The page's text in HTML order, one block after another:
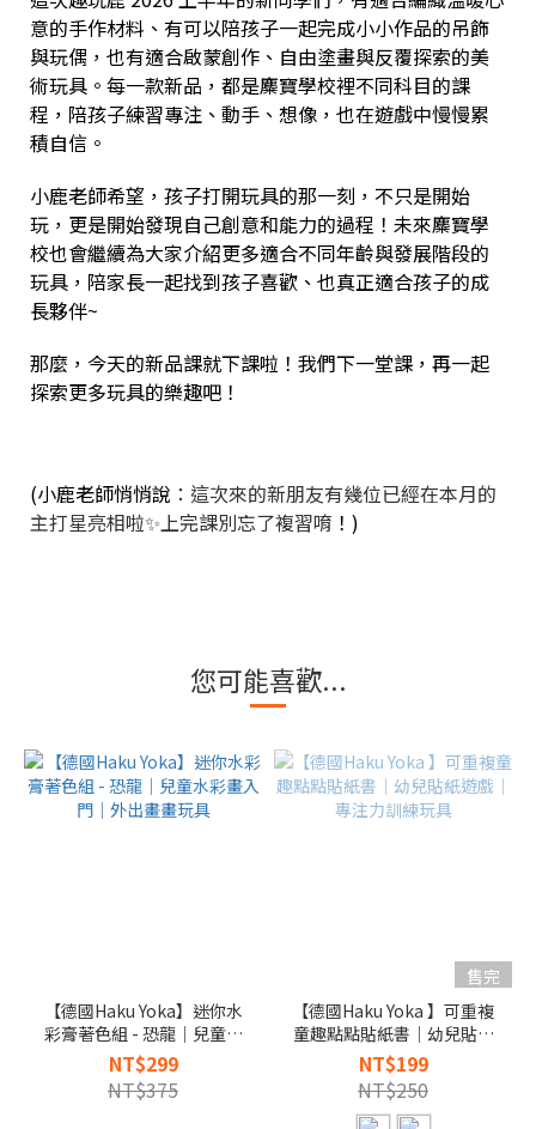
意的手作材料、有可以陪孩子一起完成小小作品的吊飾
與玩偶，也有適合啟蒙創作、自由塗畫與反覆探索的美
術玩具。每一款新品，都是麋寶學校裡不同科目的課
程，陪孩子練習專注、動手、想像，也在遊戲中慢慢累
積自信。
小鹿老師希望，孩子打開玩具的那一刻，不只是開始
玩，更是開始發現自己創意和能力的過程！未來麋寶學
校也會繼續為大家介紹更多適合不同年齡與發展階段的
玩具，陪家長一起找到孩子喜歡、也真正適合孩子的成
長夥伴~
那麼，今天的新品課就下課啦！我們下一堂課，再一起
探索更多玩具的樂趣吧！
(小鹿老師悄悄說 ：這次來的新朋友有幾位已經在本月的
主打星亮相啦✨上完課別忘了複習唷 ！)
您可能喜歡...
【德國Haku Yoka】迷你水
彩膏著色組 - 恐龍｜兒童水
彩畫入門｜外出畫畫玩具
NT$299
NT$375
售完
【德國Haku Yoka 】可重複
童趣點點貼紙書｜幼兒貼紙
遊戲｜專注力訓練玩具
NT$199
NT$250